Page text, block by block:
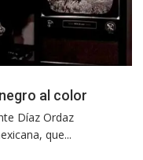
al color
Díaz Ordaz
que...